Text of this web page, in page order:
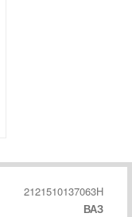
2121510137063Н
ВАЗ